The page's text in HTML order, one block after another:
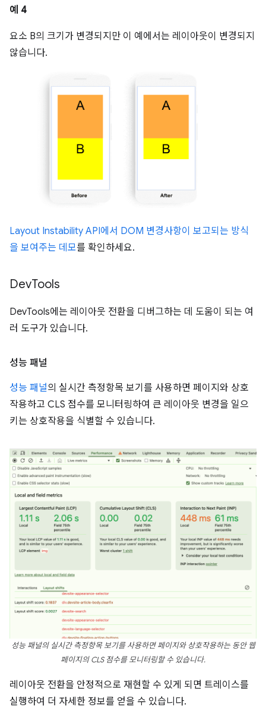
예 4
요소 B의 크기가 변경되지만 이 예에서는 레이아웃이 변경되지
않습니다.
Layout Instability API에서 DOM 변경사항이 보고되는 방식
을 보여주는 데모를 확인하세요.
DevTools
DevTools에는 레이아웃 전환을 디버그하는 데 도움이 되는 여
러 도구가 있습니다.
성능 패널
성능 패널의 실시간 측정항목 보기를 사용하면 페이지와 상호
작용하고 CLS 점수를 모니터링하여 큰 레이아웃 변경을 일으
키는 상호작용을 식별할 수 있습니다.
성능 패널의 실시간 측정항목 보기를 사용하면 페이지와 상호작용하는 동안 웹
페이지의 CLS 점수를 모니터링할 수 있습니다.
레이아웃 전환을 안정적으로 재현할 수 있게 되면 트레이스를
실행하여 더 자세한 정보를 얻을 수 있습니다.